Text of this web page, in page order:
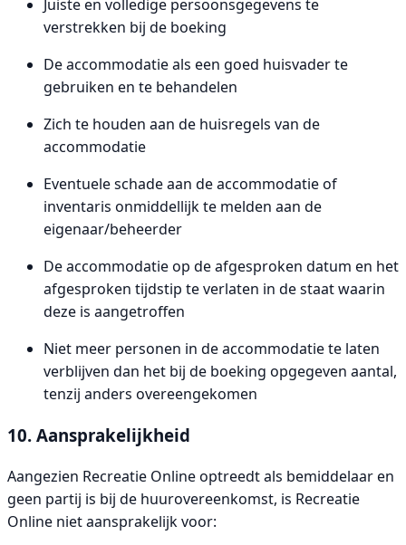
Juiste en volledige persoonsgegevens te
verstrekken bij de boeking
De accommodatie als een goed huisvader te
gebruiken en te behandelen
Zich te houden aan de huisregels van de
accommodatie
Eventuele schade aan de accommodatie of
inventaris onmiddellijk te melden aan de
eigenaar/beheerder
De accommodatie op de afgesproken datum en het
afgesproken tijdstip te verlaten in de staat waarin
deze is aangetroffen
Niet meer personen in de accommodatie te laten
verblijven dan het bij de boeking opgegeven aantal,
tenzij anders overeengekomen
10. Aansprakelijkheid
Aangezien Recreatie Online optreedt als bemiddelaar en
geen partij is bij de huurovereenkomst, is Recreatie
Online niet aansprakelijk voor: